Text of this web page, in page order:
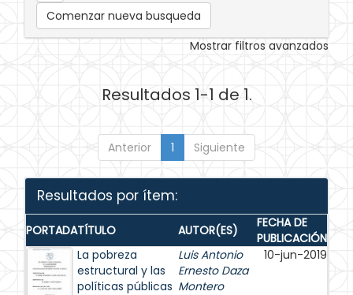
Comenzar nueva busqueda
Mostrar filtros avanzados
Resultados 1-1 de 1.
Anterior 1 Siguiente
Resultados por ítem:
PORTADATÍTULO AUTOR(ES)
FECHA DE
PUBLICACIÓN
La pobreza
estructural y las
políticas públicas
Luis Antonio
Ernesto Daza
Montero
10-jun-2019